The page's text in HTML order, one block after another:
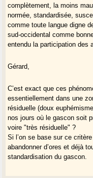
complètement, la moins
normée, standardisée,
comme toute langue digne
sud-occidental comme
entendu la participation des
Gérard,
C’est exact que ces
essentiellement dans une
résiduelle (doux
nos jours où le gascon soit
voire "très résiduelle" ?
Si l’on se base sur ce
abandonner d’ores et déjà
standardisation du gascon.